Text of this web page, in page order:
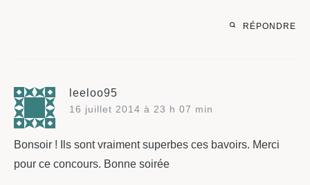
RÉPONDRE
leeloo95
16 juillet 2014 à 23 h 07 min
Bonsoir ! Ils sont vraiment superbes ces bavoirs. Merci
pour ce concours. Bonne soirée